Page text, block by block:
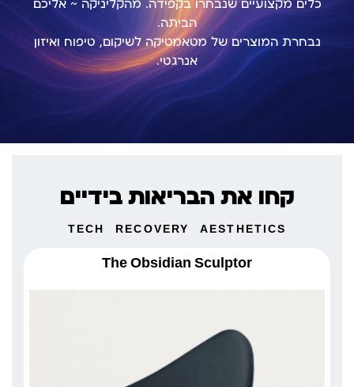
כלים מקצועיים שנבחרו בקפידה. מהקליניקה ~ אליכם
הביתה.
נבחרת המוצרים של מטאמטיקה לשיקום, טיפוח ואיזון
אנרגטי.
קחו את הבריאות בידיים
AESTHETICS
RECOVERY
TECH
The Obsidian Sculptor